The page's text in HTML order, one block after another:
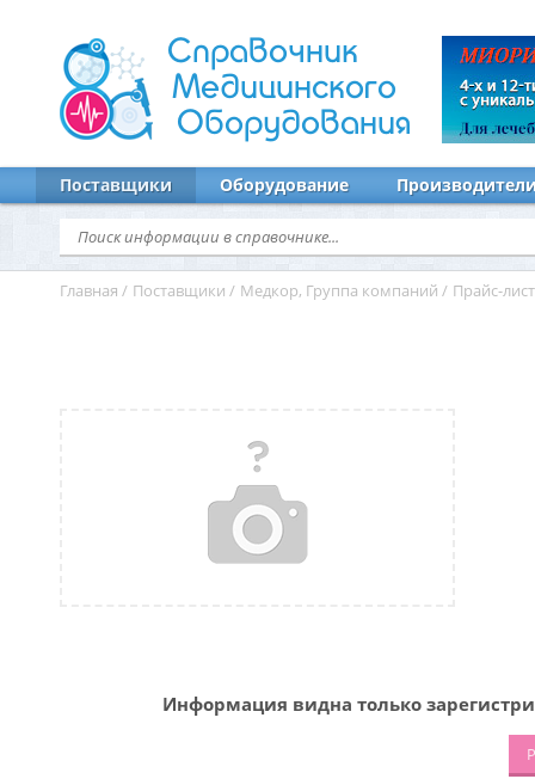
Справочник
Медицинского
Оборудования
Поставщики Оборудование
Главная / Поставщики / Медкор, Группа компаний / Прайс-
Информация видна только